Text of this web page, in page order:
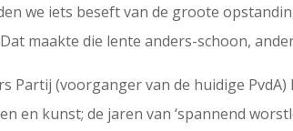
we iets beseft van de groote
maakte die lente anders-schoon,
Partij (voorganger van de huidige
en kunst; de jaren van ‘spannend